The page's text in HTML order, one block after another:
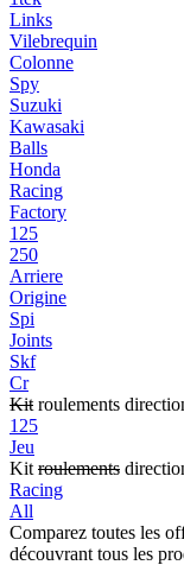
Links
Vilebrequin
Colonne
Spy
Suzuki
Kawasaki
Balls
Honda
Racing
Factory
125
250
Arriere
Origine
Spi
Joints
Skf
Cr
Kit roulements
125
Jeu
Kit roulements
Racing
All
Comparez toutes les
découvrant tous les